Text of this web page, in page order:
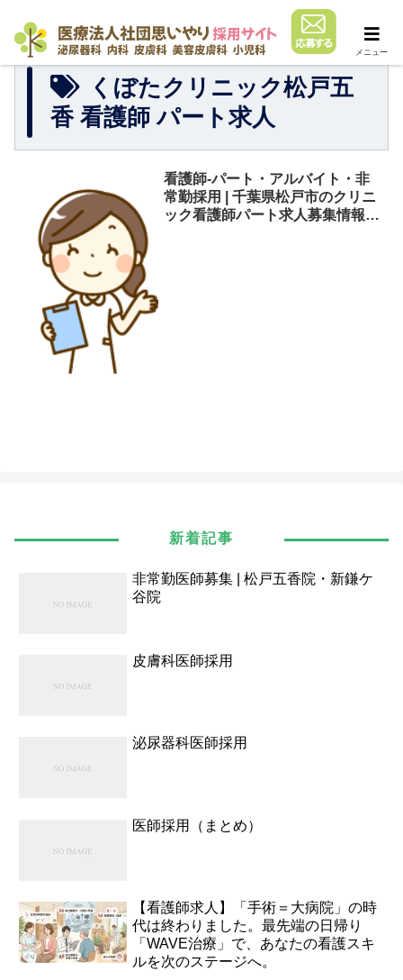
くぼたクリニック松戸五
香 看護師 パート求人
看護師-パート・アルバイト・非
常勤採用 | 千葉県松戸市のクリニ
ック看護師パート求人募集情報 |
新着記事
非常勤医師募集 | 松戸五香院・新鎌ケ
谷院
皮膚科医師採用
泌尿器科医師採用
医師採用（まとめ）
【看護師求人】「手術＝大病院」の時
代は終わりました。最先端の日帰り
「WAVE治療」で、あなたの看護スキ
ルを次のステージへ。
メニュー